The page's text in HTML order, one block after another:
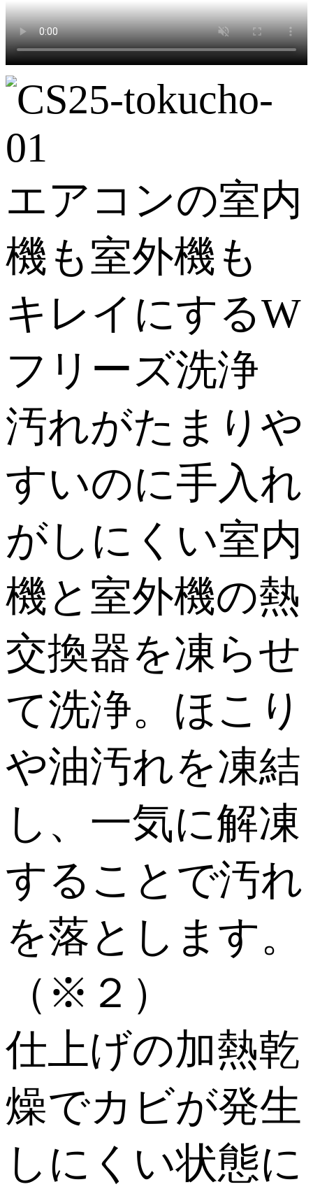
エアコンの室内
機も室外機も
キレイにするW
フリーズ洗浄
汚れがたまりや
すいのに手入れ
がしにくい室内
機と室外機の熱
交換器を凍らせ
て洗浄。ほこり
や油汚れを凍結
し、一気に解凍
することで汚れ
を落とします。
（※２）
仕上げの加熱乾
燥でカビが発生
しにくい状態に